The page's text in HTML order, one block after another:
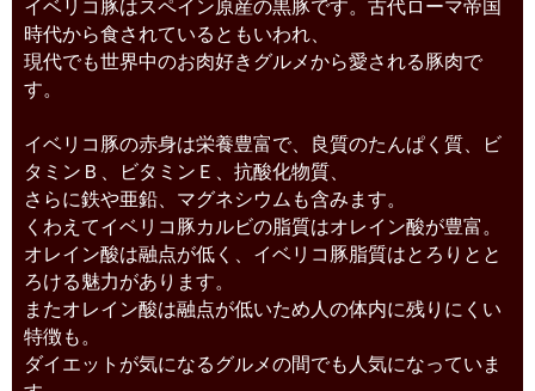
イベリコ豚はスペイン原産の黒豚です。古代ローマ帝国
時代から食されているともいわれ、
現代でも世界中のお肉好きグルメから愛される豚肉で
す。
イベリコ豚の赤身は栄養豊富で、良質のたんぱく質、ビ
タミンＢ、ビタミンＥ、抗酸化物質、
さらに鉄や亜鉛、マグネシウムも含みます。
くわえてイベリコ豚カルビの脂質はオレイン酸が豊富。
オレイン酸は融点が低く、イベリコ豚脂質はとろりとと
ろける魅力があります。
またオレイン酸は融点が低いため人の体内に残りにくい
特徴も。
ダイエットが気になるグルメの間でも人気になっていま